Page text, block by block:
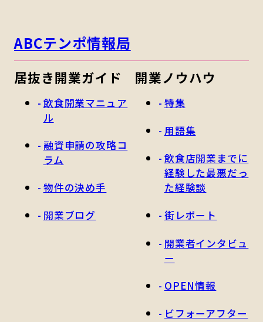
ABCテンポ情報局
居抜き開業ガイド
飲食開業マニュア
ル
融資申請の攻略コ
ラム
物件の決め手
開業ブログ
開業ノウハウ
特集
用語集
飲食店開業までに
経験した最悪だっ
た経験談
街レポート
開業者インタビュ
ー
OPEN情報
ビフォーアフター